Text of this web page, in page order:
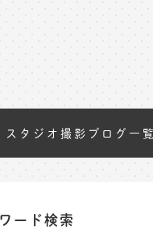
スタジオ撮影ブログ一
ード検索